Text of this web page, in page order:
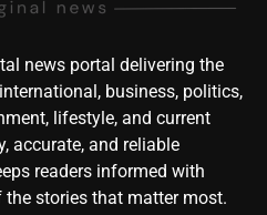
news portal delivering the
business, politics,
lifestyle, and current
accurate, and reliable
readers informed with
stories that matter most.